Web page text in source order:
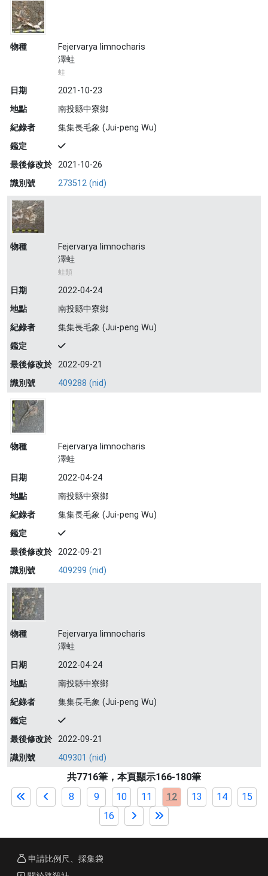
物種
Fejervarya limnocharis
澤蛙
蛙
日期
2021-10-23
地點
南投縣中寮鄉
紀錄者
集集長毛象 (Jui-peng Wu)
鑑定
最後修改於 2021-10-26
識別號
273512 (nid)
物種
Fejervarya limnocharis
澤蛙
蛙類
日期
2022-04-24
地點
南投縣中寮鄉
紀錄者
集集長毛象 (Jui-peng Wu)
鑑定
最後修改於 2022-09-21
識別號
409288 (nid)
物種
Fejervarya limnocharis
澤蛙
日期
2022-04-24
地點
南投縣中寮鄉
紀錄者
集集長毛象 (Jui-peng Wu)
鑑定
最後修改於 2022-09-21
識別號
409299 (nid)
物種
Fejervarya limnocharis
澤蛙
日期
2022-04-24
地點
南投縣中寮鄉
紀錄者
集集長毛象 (Jui-peng Wu)
鑑定
最後修改於 2022-09-21
識別號
409301 (nid)
共7716筆，本頁顯示166-180筆
8
9 10 11 12 13 14
15
16
申請比例尺、採集袋